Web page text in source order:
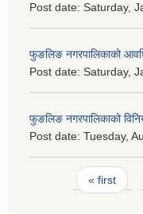
Post date: Saturday,
फुङलिङ नगरपालिकाको
Post date: Saturday,
फुङलिङ नगरपालिकाको
Post date: Tuesday,
Pages« first